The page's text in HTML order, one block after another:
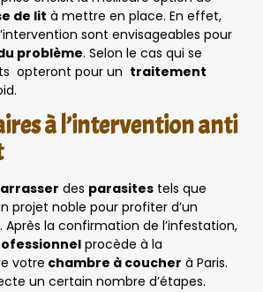
de lit à mettre en place. En effet,
sont envisageables pour
problème. Selon le cas qui se
opteront pour un traitement
à l’intervention anti
des parasites tels que
projet noble pour profiter d’un
la confirmation de l’infestation,
procède à la
votre chambre à coucher à Paris.
un certain nombre d’étapes.